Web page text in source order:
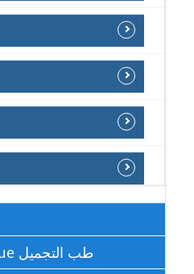
Medecins Esthétique طب التجميل